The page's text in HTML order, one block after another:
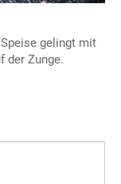
gelingt mit
der Zunge.